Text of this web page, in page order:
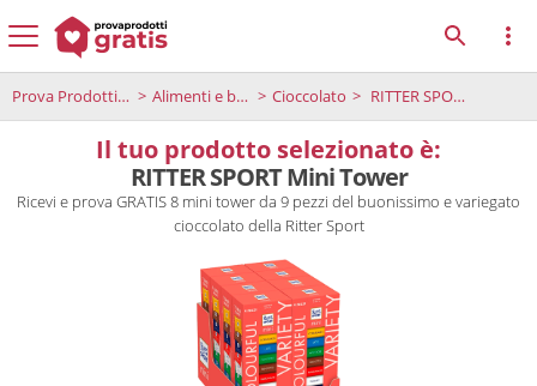
Prova Prodotti Gratis Alimenti e bevande Cioccolato RITTER SPORT Mini Tower
Il tuo prodotto selezionato è:
RITTER SPORT Mini Tower
Ricevi e prova GRATIS 8 mini tower da 9 pezzi del buonissimo e variegato
cioccolato della Ritter Sport